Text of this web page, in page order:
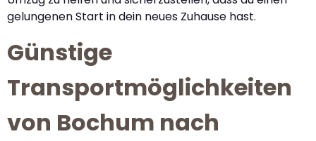
gelungenen Start in dein neues Zuhause hast.
Günstige
Transportmöglichkeiten
von Bochum nach